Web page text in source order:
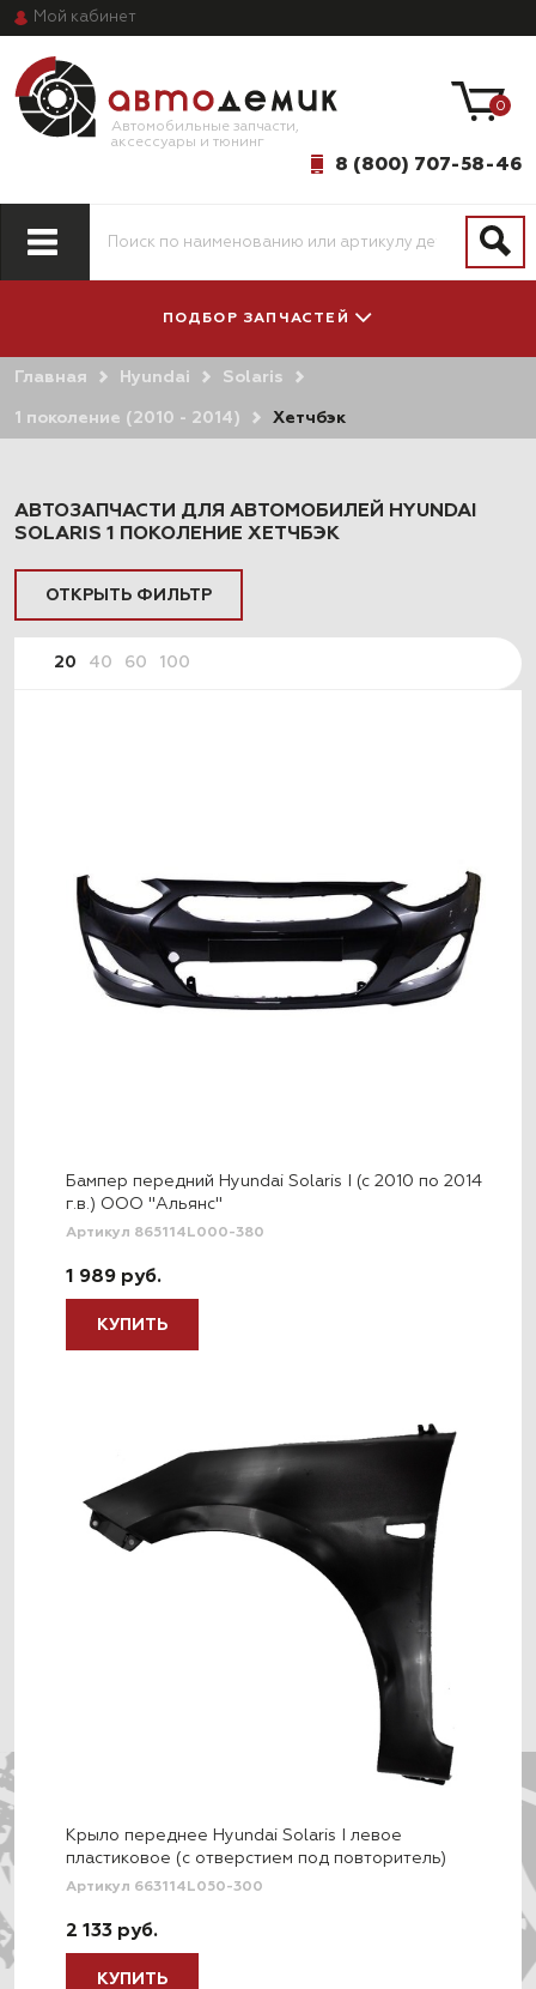
Мой кабинет
Автомобильные запчасти,
аксессуары и тюнинг
8 (800) 707-58-46
0
ПОДБОР ЗАПЧАСТЕЙ
АВТОМОБИЛЯ
И АГРЕГАТАМ
Главная Hyundai Solaris
1 поколение (2010 - 2014) Хетчбэк
АВТОЗАПЧАСТИ ДЛЯ АВТОМОБИЛЕЙ HYUNDAI
SOLARIS 1 ПОКОЛЕНИЕ ХЕТЧБЭК
ОТКРЫТЬ ФИЛЬТР
20 40 60 100
Бампер передний Hyundai Solaris I (c 2010 по 2014
г.в.) ООО "Альянс"
Артикул 865114L000-380
1 989 руб.
КУПИТЬ
Крыло переднее Hyundai Solaris I левое
пластиковое (c отверстием под повторитель)
Артикул 663114L050-300
2 133 руб.
КУПИТЬ